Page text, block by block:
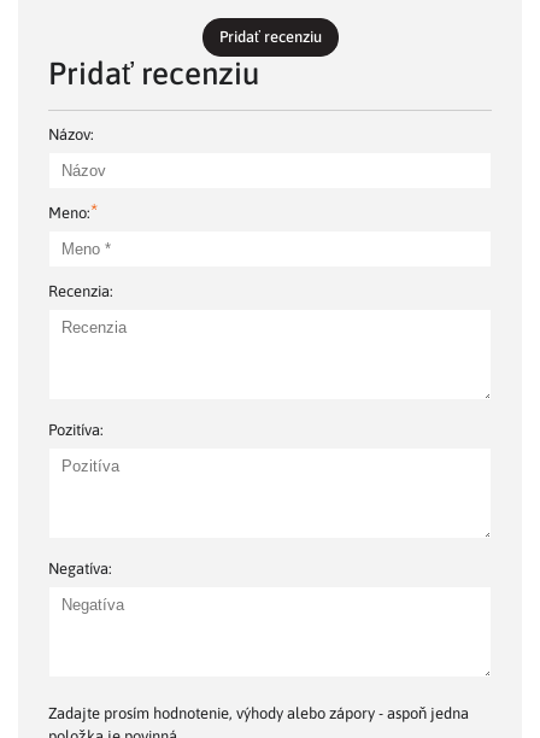
Pridať recenziu
Pridať recenziu
Názov:
Meno:*
Recenzia:
Pozitíva:
Negatíva:
Zadajte prosím hodnotenie, výhody alebo zápory - aspoň jedna